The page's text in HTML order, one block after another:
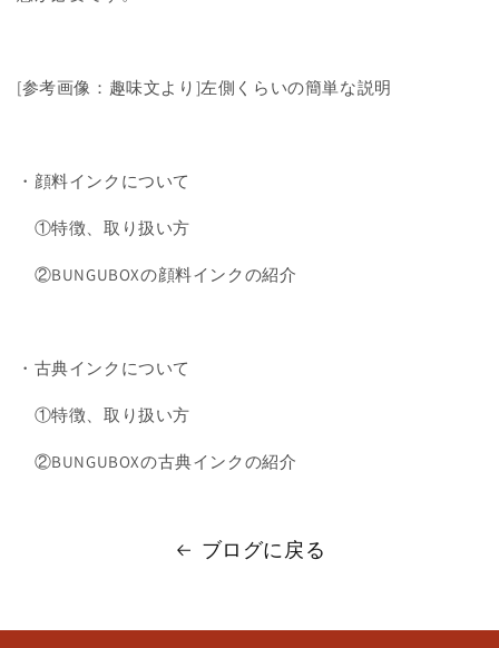
[参考画像：趣味文より]左側くらいの簡単な説明
・顔料インクについて
①特徴、取り扱い方
②BUNGUBOXの顔料インクの紹介
・古典インクについて
①特徴、取り扱い方
②BUNGUBOXの古典インクの紹介
ブログに戻る